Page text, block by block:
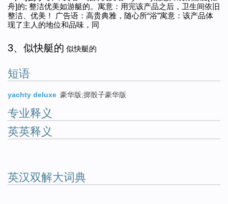
舟]的; 整洁优美如游艇的。寓意：用完该产品之后，卫生间依旧
整洁、优美！ 广告语：高贵典雅，随心所“浴”寓意：该产品体
现了主人的地位和品味，同
3、似快艇的 似快艇的
短语
yachty deluxe 豪华版;掷骰子豪华版
专业释义
英英释义
英汉双解大词典